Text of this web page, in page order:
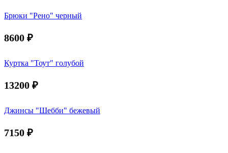
Брюки "Рено" черный
8600 ₽
Куртка "Тоут" голубой
13200 ₽
Джинсы "Шебби" бежевый
7150 ₽